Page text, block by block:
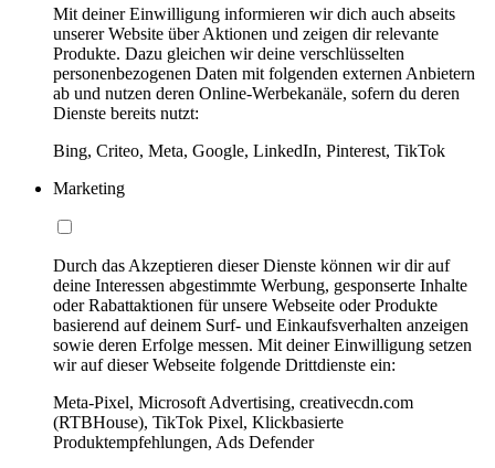
Mit deiner Einwilligung informieren wir dich auch abseits
unserer Website über Aktionen und zeigen dir relevante
Produkte. Dazu gleichen wir deine verschlüsselten
personenbezogenen Daten mit folgenden externen Anbietern
ab und nutzen deren Online-Werbekanäle, sofern du deren
Dienste bereits nutzt:
Bing, Criteo, Meta, Google, LinkedIn, Pinterest, TikTok
Marketing
Durch das Akzeptieren dieser Dienste können wir dir auf
deine Interessen abgestimmte Werbung, gesponserte Inhalte
oder Rabattaktionen für unsere Webseite oder Produkte
basierend auf deinem Surf- und Einkaufsverhalten anzeigen
sowie deren Erfolge messen. Mit deiner Einwilligung setzen
wir auf dieser Webseite folgende Drittdienste ein:
Meta-Pixel, Microsoft Advertising, creativecdn.com
(RTBHouse), TikTok Pixel, Klickbasierte
Produktempfehlungen, Ads Defender